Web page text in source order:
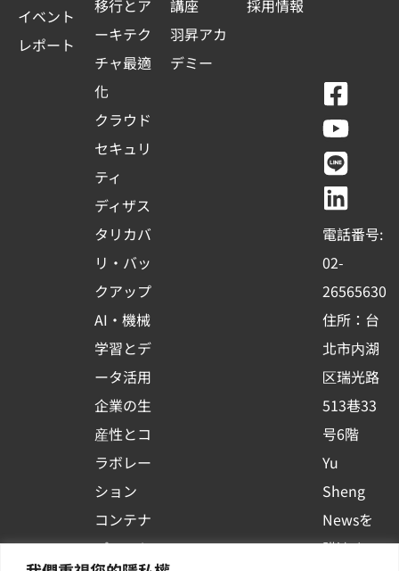
イベント
レポート
移行とア
ーキテク
チャ最適
化
クラウド
セキュリ
ティ
ディザス
タリカバ
リ・バッ
クアップ
AI・機械
学習とデ
ータ活用
企業の生
産性とコ
ラボレー
ション
コンテナ
プラット
講座
羽昇アカ
デミー
採用情報
F
a
c
e
b
o
o
k
-
s
q
u
a
r
e
Y
o
u
t
u
b
e
L
i
n
e
L
i
n
k
e
d
i
n
電話番号:
02-
26565630
住所：台
北市内湖
区瑞光路
513巷33
号6階
Yu
Sheng
Newsを
購読する